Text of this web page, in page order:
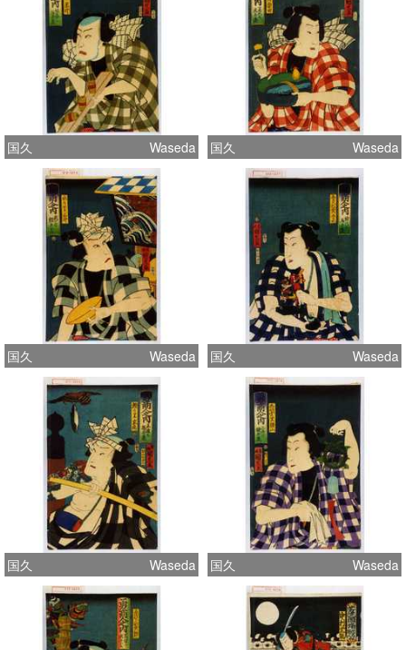
国久 Waseda 国久 Waseda
国久 Waseda 国久 Waseda
国久 Waseda 国久 Waseda